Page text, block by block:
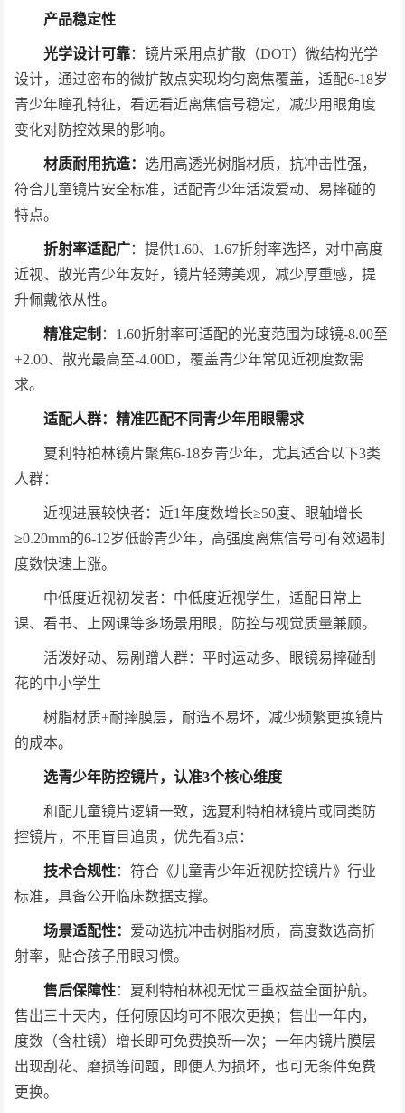
产品稳定性
光学设计可靠：镜片采用点扩散（DOT）微结构光学
设计，通过密布的微扩散点实现均匀离焦覆盖，适配6-18岁
青少年瞳孔特征，看远看近离焦信号稳定，减少用眼角度
变化对防控效果的影响。
材质耐用抗造： 选用高透光树脂材质，抗冲击性强，
符合儿童镜片安全标准，适配青少年活泼爱动、易摔碰的
特点。
折射率适配广：提供1.60、1.67折射率选择，对中高度
近视、散光青少年友好，镜片轻薄美观，减少厚重感，提
升佩戴依从性。
精准定制 ：1.60折射率可适配的光度范围为球镜-8.00至
+2.00、散光最高至-4.00D，覆盖青少年常见近视度数需
求。
适配人群：精准匹配不同青少年用眼需求
夏利特柏林镜片聚焦6-18岁青少年，尤其适合以下3类
人群：
近视进展较快者：近1年度数增长≥50度、眼轴增长
≥0.20mm的6-12岁低龄青少年，高强度离焦信号可有效遏制
度数快速上涨。
中低度近视初发者：中低度近视学生，适配日常上
课、看书、上网课等多场景用眼，防控与视觉质量兼顾。
活泼好动、易剐蹭人群：平时运动多、眼镜易摔碰刮
花的中小学生
树脂材质+耐摔膜层，耐造不易坏，减少频繁更换镜片
的成本。
选青少年防控镜片，认准3个核心维度
和配儿童镜片逻辑一致，选夏利特柏林镜片或同类防
控镜片，不用盲目追贵，优先看3点：
技术合规性：符合《儿童青少年近视防控镜片》行业
标准，具备公开临床数据支撑。
场景适配性： 爱动选抗冲击树脂材质，高度数选高折
射率，贴合孩子用眼习惯。
售后保障性：夏利特柏林视无忧三重权益全面护航。
售出三十天内，任何原因均可不限次更换；售出一年内，
度数（含柱镜）增长即可免费换新一次；一年内镜片膜层
出现刮花、磨损等问题，即便人为损坏，也可无条件免费
更换。